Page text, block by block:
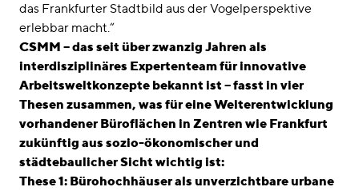
das Frankfurter Stadtbild aus der Vogelperspektive
erlebbar macht.“
CSMM – das seit über zwanzig Jahren als
interdisziplinäres Expertenteam für innovative
Arbeitsweltkonzepte bekannt ist – fasst in vier
Thesen zusammen, was für eine Weiterentwicklung
vorhandener Büroflächen in Zentren wie Frankfurt
zukünftig aus sozio-ökonomischer und
städtebaulicher Sicht wichtig ist:
These 1: Bürohochhäuser als unverzichtbare urbane